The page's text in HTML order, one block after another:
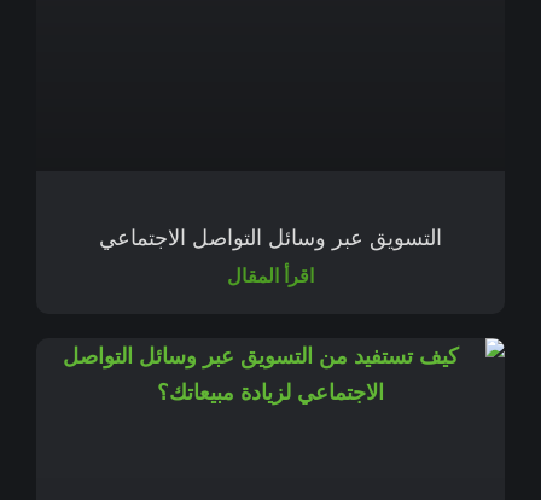
التسويق عبر وسائل التواصل الاجتماعي
اقرأ المقال